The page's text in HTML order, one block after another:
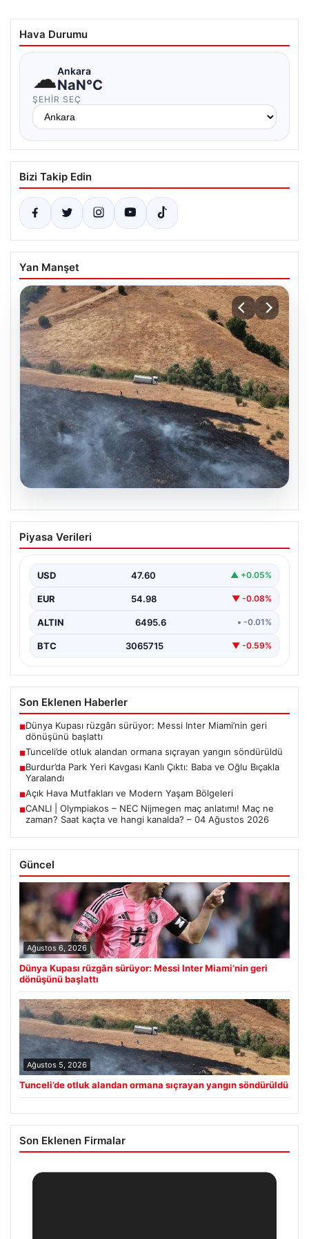
Hava Durumu
☁Ankara
NaN°C
ŞEHIR SEÇ
Bizi Takip Edin
Yan Manşet
Tunceli’de otluk alandan ormana
sıçrayan yangın söndürüldü
Piyasa Verileri
USD 47.60 ▲ +0.05%
EUR 54.98 ▼ -0.08%
ALTIN 6495.6 • -0.01%
BTC 3065715 ▼ -0.59%
Son Eklenen Haberler
■Dünya Kupası rüzgârı sürüyor: Messi Inter Miami’nin geri
dönüşünü başlattı
■Tunceli’de otluk alandan ormana sıçrayan yangın söndürüldü
■Burdur’da Park Yeri Kavgası Kanlı Çıktı: Baba ve Oğlu Bıçakla
Yaralandı
■Açık Hava Mutfakları ve Modern Yaşam Bölgeleri
■CANLI | Olympiakos – NEC Nijmegen maç anlatımı! Maç ne
zaman? Saat kaçta ve hangi kanalda? – 04 Ağustos 2026
Güncel
Ağustos 6, 2026
Dünya Kupası rüzgârı sürüyor: Messi Inter Miami’nin geri
dönüşünü başlattı
Ağustos 5, 2026
Tunceli’de otluk alandan ormana sıçrayan yangın söndürüldü
Son Eklenen Firmalar